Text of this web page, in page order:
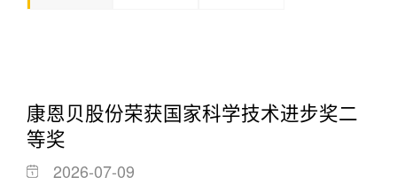
康恩贝股份荣获国家科学技术进步奖二
等奖
2026-07-09